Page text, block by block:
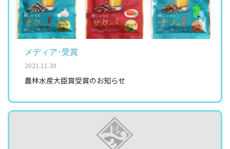
メディア･受賞
2021.11.30
農林水産大臣賞受賞のお知らせ